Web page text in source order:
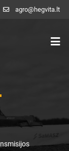
agro@hegvita.lt